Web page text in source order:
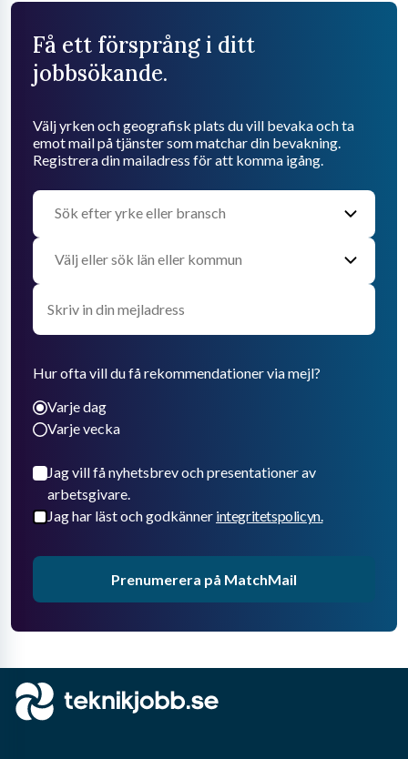
Få ett försprång i ditt
jobbsökande.
Välj yrken och geografisk plats du vill bevaka och ta
emot mail på tjänster som matchar din bevakning.
Registrera din mailadress för att komma igång.
Hur ofta vill du få rekommendationer via mejl?
Varje dag
Varje vecka
Jag vill få nyhetsbrev och presentationer av
arbetsgivare.
Jag har läst och godkänner integritetspolicyn.
Prenumerera på MatchMail